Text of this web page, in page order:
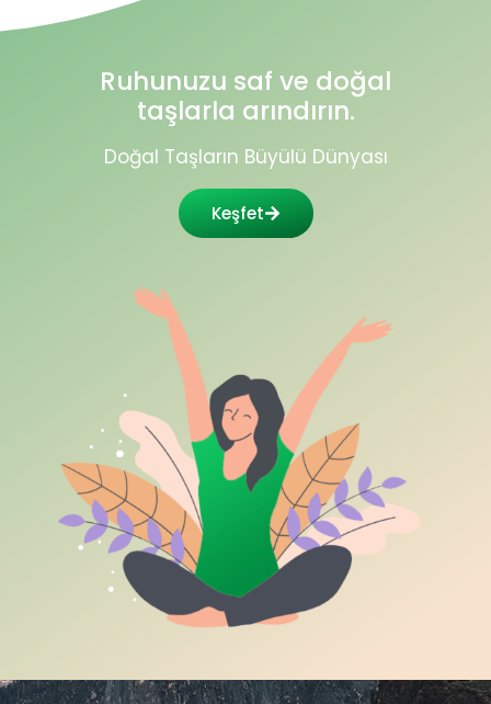
Ruhunuzu saf ve doğal
taşlarla arındırın.
Doğal Taşların Büyülü Dünyası
Keşfet